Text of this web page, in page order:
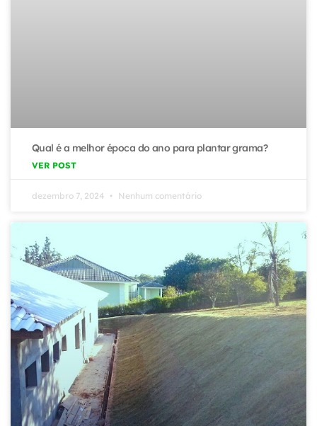
Qual é a melhor época do ano para plantar grama?
VER POST
dezembro 7, 2024 Nenhum comentário